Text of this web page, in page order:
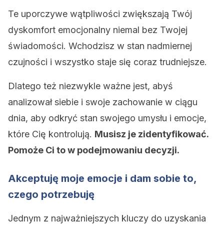
Te uporczywe wątpliwości zwiększają Twój
dyskomfort emocjonalny niemal bez Twojej
świadomości. Wchodzisz w stan nadmiernej
czujności i wszystko staje się coraz trudniejsze.
Dlatego też niezwykle ważne jest, abyś
analizował siebie i swoje zachowanie w ciągu
dnia, aby odkryć stan swojego umysłu i emocje,
które Cię kontrolują. Musisz je zidentyfikować.
Pomoże Ci to w podejmowaniu decyzji.
Akceptuję moje emocje i dam sobie to,
czego potrzebuję
Jednym z najważniejszych kluczy do uzyskania